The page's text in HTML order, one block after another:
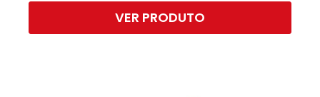
VER PRODUTO